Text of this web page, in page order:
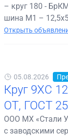
– круг 180 -
шина М1 –
Открыть
05.08.2026
Круг 9ХС
ОТ, ГОСТ
ООО МХ «Стали
с заводскими